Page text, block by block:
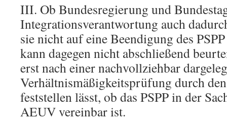
III. Ob Bundesregierung und
Integrationsverantwortung auch
sie nicht auf eine Beendigung des
kann dagegen nicht abschließend
erst nach einer nachvollziehbar
Verhältnismäßigkeitsprüfung durch
feststellen lässt, ob das PSPP in der
AEUV vereinbar ist.